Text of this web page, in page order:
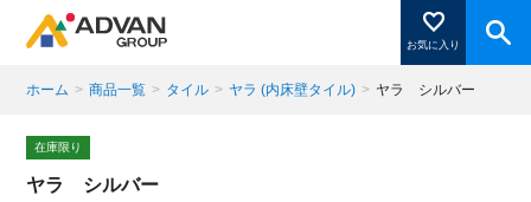
お気に入り
商品ページにある「お気に入り登録」を押すと登録した
商品がここに表示されます。
ホーム > 商品一覧 > タイル > ヤラ (内床壁タイル) > ヤラ シルバー
在庫限り
ヤラ シルバー